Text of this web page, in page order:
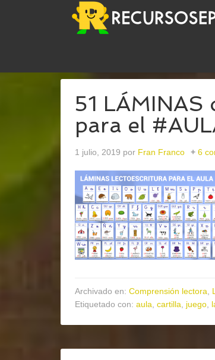
51 LÁMINAS
para el
1 julio, 2019 por Fran Franco 6
Archivado en: Comprensión lectora
Etiquetado con: aula cartilla juego